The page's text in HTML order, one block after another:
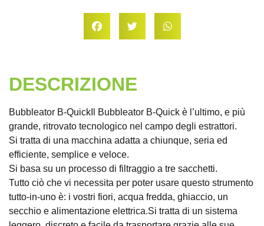
DESCRIZIONE
Bubbleator B-QuickIl Bubbleator B-Quick è l’ultimo, e più
grande, ritrovato tecnologico nel campo degli estrattori.
Si tratta di una macchina adatta a chiunque, seria ed
efficiente, semplice e veloce.
Si basa su un processo di filtraggio a tre sacchetti.
Tutto ciò che vi necessita per poter usare questo strumento
tutto-in-uno è: i vostri fiori, acqua fredda, ghiaccio, un
secchio e alimentazione elettrica.Si tratta di un sistema